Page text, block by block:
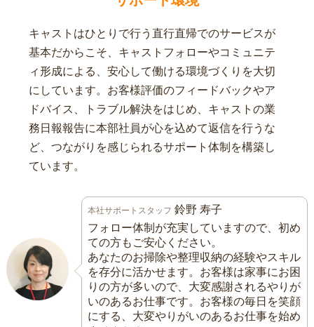
キャストはひとりで行う直行直帰でのサービスが
基本だからこそ、キャストフォローやコミュニテ
ィ形成による、安心して働ける環境づくりを大切
にしています。お客様評価のフィードバックやア
ドバイス、トラブル解決をはじめ、キャストの業
務日報報告に本部社員が心を込めて返信を行うな
ど、つながりを感じられるサポート体制を構築し
ています。
本社サポートスタッフ 鈴野 寿子
フォロー体制が充実していますので、初め
ての方もご安心ください。
あなたのお掃除や整理収納の経験やスキル
を存分に活かせます。お客様は家事にお困
りの方が多いので、大変感謝されるやりが
いのあるお仕事です。お客様の毎日を笑顔
にする、大変やりがいのあるお仕事を始め